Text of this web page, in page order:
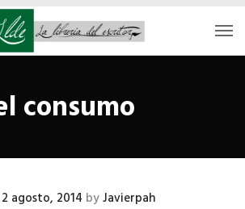
consumo
2 agosto, 2014 byJavierpah